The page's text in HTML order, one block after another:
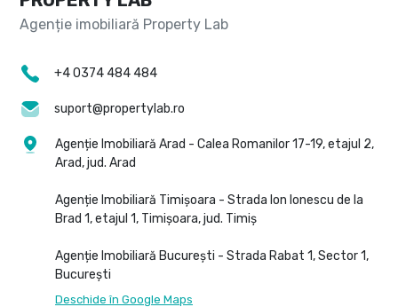
+4 0374 484 484
suport@propertylab.ro
Agenție Imobiliară Arad - Calea Romanilor 17-19, etajul 2,
Arad, jud. Arad
Agenție Imobiliară Timișoara - Strada Ion Ionescu de la
Brad 1, etajul 1, Timișoara, jud. Timiș
Agenție Imobiliară București - Strada Rabat 1, Sector 1,
București
Deschide în Google Maps